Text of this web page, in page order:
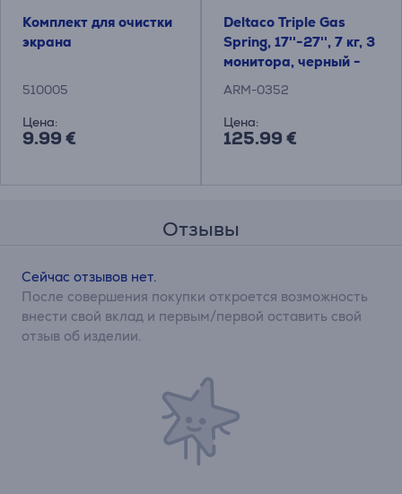
Комплект для очистки
экрана
510005
Цена:
9.99 €
Deltaco Triple Gas
Spring, 17''-27'', 7 кг, 3
монитора, черный -
Настольное
монитора
ARM-0352
Цена:
125.99 €
Отзывы
Сейчас отзывов нет.
После совершения покупки откроется возможность
внести свой вклад и первым/первой оставить свой
отзыв об изделии.